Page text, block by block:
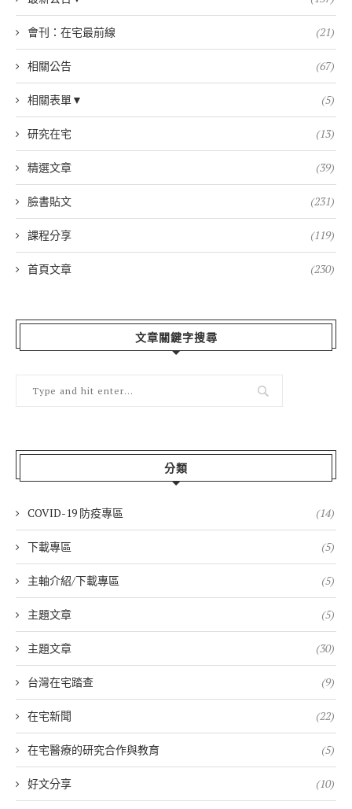
會刊：在宅最前線 (21)
相關公告 (67)
相關表單▼ (5)
研究在宅 (13)
精選文章 (39)
臉書貼文 (231)
課程分享 (119)
首頁文章 (230)
文章關鍵字搜尋
分類
COVID-19 防疫專區 (14)
下載專區 (5)
主軸介紹/下載專區 (5)
主題文章 (5)
主題文章 (30)
台灣在宅踏查 (9)
在宅新聞 (22)
在宅醫療的研究合作與教育 (5)
好文分享 (10)